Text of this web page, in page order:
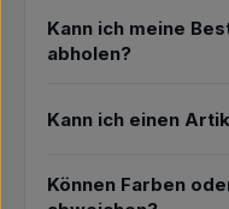
Kann ich meine
abholen?
Kann ich einen
Können Farben